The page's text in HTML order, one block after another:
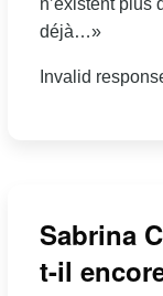
n’existent plus
déjà…»
Invalid
Sabrina
t-il